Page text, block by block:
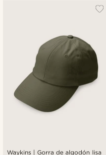
Waykins | Gorra de algodón lisa